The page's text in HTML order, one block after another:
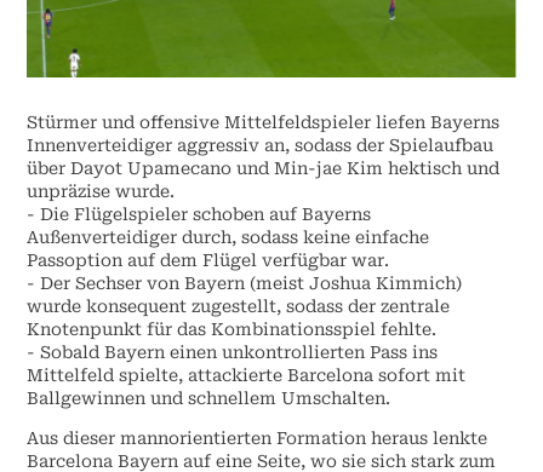
Stürmer und offensive Mittelfeldspieler liefen Bayerns
Innenverteidiger aggressiv an, sodass der Spielaufbau
über Dayot Upamecano und Min-jae Kim hektisch und
unpräzise wurde.
- Die Flügelspieler schoben auf Bayerns
Außenverteidiger durch, sodass keine einfache
Passoption auf dem Flügel verfügbar war.
- Der Sechser von Bayern (meist Joshua Kimmich)
wurde konsequent zugestellt, sodass der zentrale
Knotenpunkt für das Kombinationsspiel fehlte.
- Sobald Bayern einen unkontrollierten Pass ins
Mittelfeld spielte, attackierte Barcelona sofort mit
Ballgewinnen und schnellem Umschalten.
Aus dieser mannorientierten Formation heraus lenkte
Barcelona Bayern auf eine Seite, wo sie sich stark zum